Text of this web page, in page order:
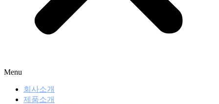
Menu
회사소개
제품소개